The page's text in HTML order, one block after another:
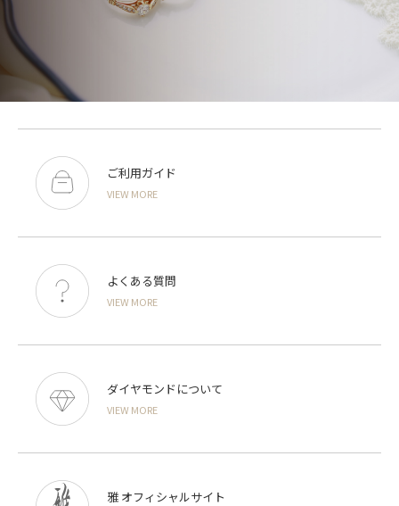
ご利用ガイド
VIEW MORE
よくある質問
VIEW MORE
ダイヤモンドについて
VIEW MORE
雅 オフィシャルサイト